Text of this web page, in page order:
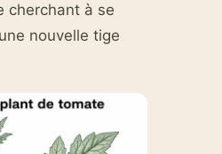
cherchant à se
nouvelle tige